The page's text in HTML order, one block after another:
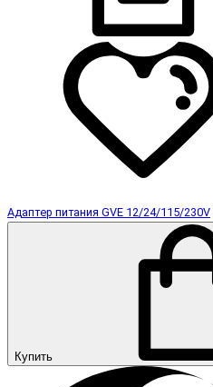
Адаптер питания GVE 12/24/115/230V
Купить